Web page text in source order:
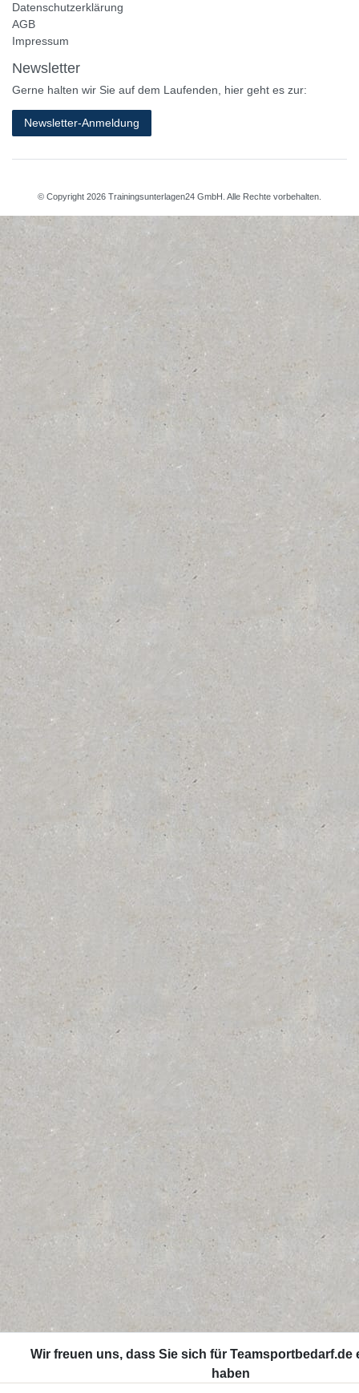
Datenschutzerklärung
AGB
Impressum
Newsletter
Gerne halten wir Sie auf dem Laufenden, hier geht es zur:
Newsletter-Anmeldung
© Copyright 2026 Trainingsunterlagen24 GmbH. Alle Rechte vorbehalten.